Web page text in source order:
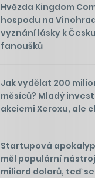
Hvězda Kingdom
hospodu na
vyznání lásky k
fanoušků
Jak vydělat 200
měsíců? Mladý
akciemi Xeroxu, ale
Startupová
měl populární
miliard dolarů, teď